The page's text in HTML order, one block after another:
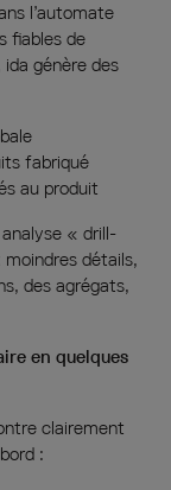
l’automate
fiables de
génère des
fabriqué
au produit
« drill-
moindres détails,
des agrégats,
en quelques
clairement
: